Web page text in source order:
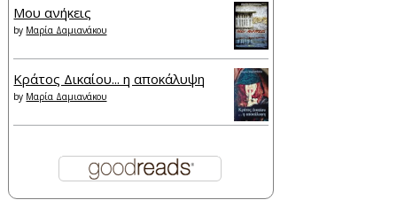
Μου ανήκεις
by Μαρία Δαμιανάκου
Κράτος Δικαίου... η αποκάλυψη
by Μαρία Δαμιανάκου